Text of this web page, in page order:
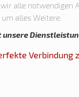
alle notwendigen
alles Weitere.
unsere
Verbindung